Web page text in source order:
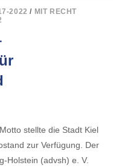
2022 / MIT RECHT
stellte die Stadt Kiel
zur Verfügung. Der
Holstein (advsh) e. V.